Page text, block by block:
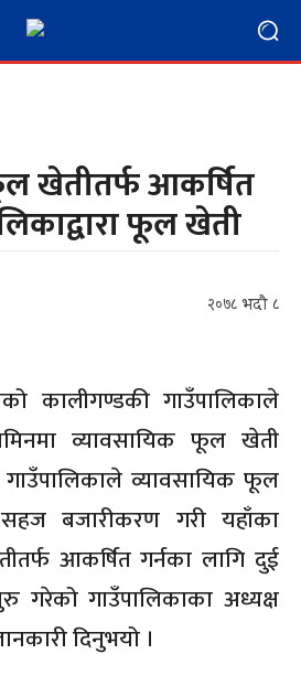
खेतीतर्फ आकर्षित
फूल खेती
२०७८ भदौ ८
कालीगण्डकी गाउँपालिकाले
व्यावसायिक फूल खेती
व्यावसायिक फूल
बजारीकरण गरी यहाँका
आकर्षित गर्नका लागि दुई
गाउँपालिकाका अध्यक्ष
दिनुभयो ।